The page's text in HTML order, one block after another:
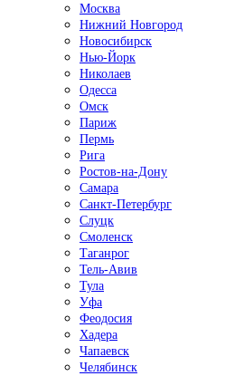
Москва
Нижний Новгород
Новосибирск
Нью-Йорк
Николаев
Одесса
Омск
Париж
Пермь
Рига
Ростов-на-Дону
Самара
Санкт-Петербург
Слуцк
Смоленск
Таганрог
Тель-Авив
Тула
Уфа
Феодосия
Хадера
Чапаевск
Челябинск